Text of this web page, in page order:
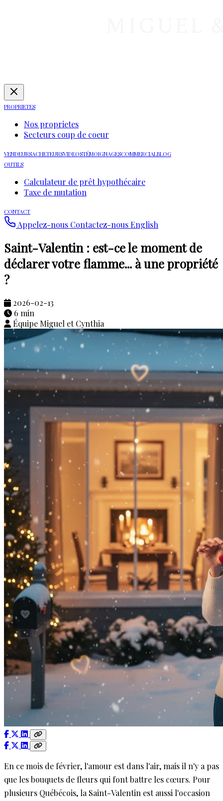
PROPRIETES
Nos proprietes
Secteurs coup de coeur
VENDEURSACHETEURSVIDEOSTÉMOIGNAGESCOMMERCIALBLOG
OUTILS
Calculateur de prêt hypothécaire
Taxe de mutation
CONTACT
Appelez-nous Contactez-nousEnglish
Saint-Valentin : est-ce le moment de
déclarer votre flamme... à une propriété
?
2026-02-13
6 min
Équipe Miguel et Cynthia
En ce mois de février, l'amour est dans l'air, mais il n'y a pas
que les bouquets de fleurs qui font battre les cœurs. Pour
plusieurs Québécois, la Saint-Valentin est aussi l'occasion